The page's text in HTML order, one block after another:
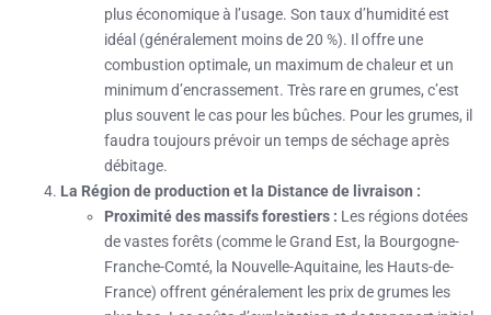
plus économique à l’usage. Son taux d’humidité est
idéal (généralement moins de 20 %). Il offre une
combustion optimale, un maximum de chaleur et un
minimum d’encrassement. Très rare en grumes, c’est
plus souvent le cas pour les bûches. Pour les grumes, il
faudra toujours prévoir un temps de séchage après
débitage.
La Région de production et la Distance de livraison :
Proximité des massifs forestiers : Les régions dotées
de vastes forêts (comme le Grand Est, la Bourgogne-
Franche-Comté, la Nouvelle-Aquitaine, les Hauts-de-
France) offrent généralement les prix de grumes les